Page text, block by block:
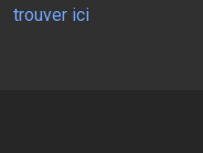
trouver ici